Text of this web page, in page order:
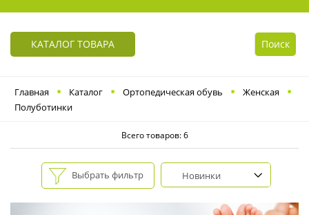
КАТАЛОГ ТОВАРА Поиск
Главная Каталог Ортопедическая обувь
Женская
Полуботинки
Всего товаров: 6
Выбрать фильтр Новинки